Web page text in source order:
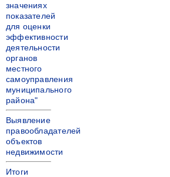
значениях
показателей
для оценки
эффективности
деятельности
органов
местного
самоуправления
муниципального
района"
Выявление
правообладателей
объектов
недвижимости
Итоги